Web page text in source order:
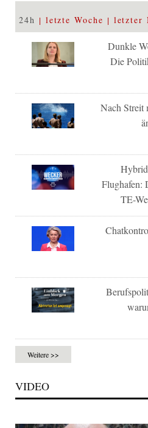
24h letzte Woche letzter
Dunkle
Die
Nach Streit
Flughafen:
TE-
Weitere >>
VIDEO